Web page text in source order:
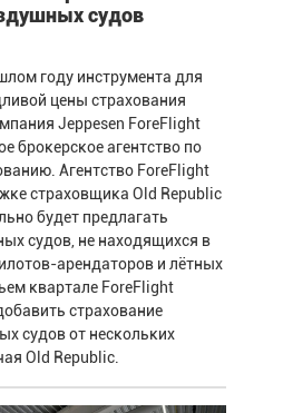
судов
году инструмента для
цены страхования
Jeppesen ForeFlight
брокерское агентство по
Агентство ForeFlight
страховщика Old Republic
будет предлагать
судов, не находящихся в
арендаторов и лётных
квартале ForeFlight
страхование
судов от нескольких
Old Republic.